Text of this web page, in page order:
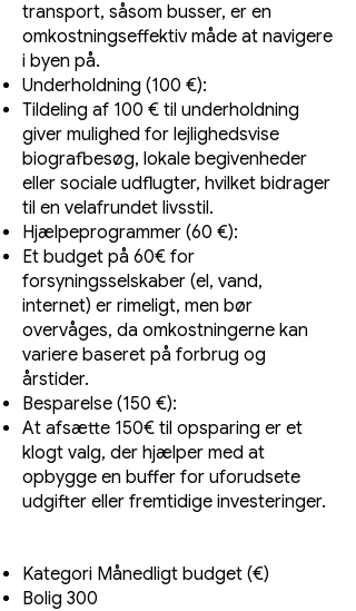
transport, såsom busser, er en
omkostningseffektiv måde at navigere
i byen på.
Underholdning (100 €):
Tildeling af 100 € til underholdning
giver mulighed for lejlighedsvise
biografbesøg, lokale begivenheder
eller sociale udflugter, hvilket bidrager
til en velafrundet livsstil.
Hjælpeprogrammer (60 €):
Et budget på 60€ for
forsyningsselskaber (el, vand,
internet) er rimeligt, men bør
overvåges, da omkostningerne kan
variere baseret på forbrug og
årstider.
Besparelse (150 €):
At afsætte 150€ til opsparing er et
klogt valg, der hjælper med at
opbygge en buffer for uforudsete
udgifter eller fremtidige investeringer.
Kategori Månedligt budget (€)
Bolig 300